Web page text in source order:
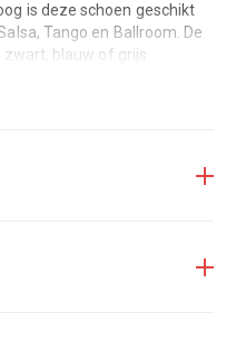
is deze schoen geschikt
Tango en Ballroom. De
blauw of grijs.